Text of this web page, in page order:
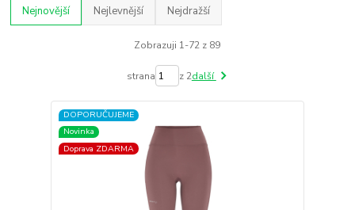
Nejnovější Nejlevnější Nejdražší
Zobrazuji 1-72 z 89
strana z 2další
DOPORUČUJEME
Novinka
Doprava ZDARMA